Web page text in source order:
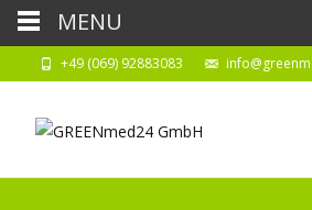
+49 (069) 92883083
MENU